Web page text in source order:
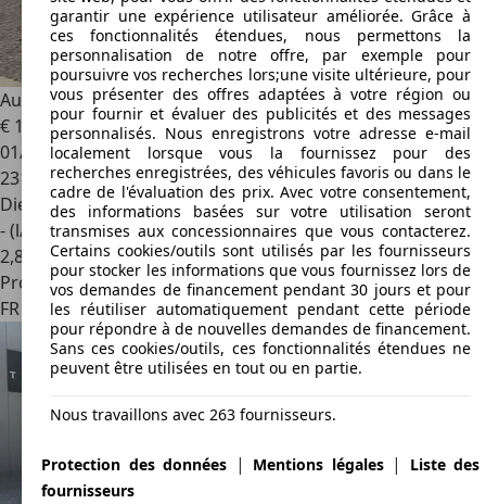
Audi A31.9TDI Ambiente
€ 1 200
01/2006
231 381 km
Diesel
- (l/100 km)
2,8
Professionnel
FR 76150 Saint-jean-du-cardonnay
garantir une expérience utilisateur améliorée. Grâce à
ces fonctionnalités étendues, nous permettons la
personnalisation de notre offre, par exemple pour
poursuivre vos recherches lors;une visite ultérieure, pour
vous présenter des offres adaptées à votre région ou
pour fournir et évaluer des publicités et des messages
personnalisés. Nous enregistrons votre adresse e-mail
localement lorsque vous la fournissez pour des
recherches enregistrées, des véhicules favoris ou dans le
cadre de l'évaluation des prix. Avec votre consentement,
des informations basées sur votre utilisation seront
transmises aux concessionnaires que vous contacterez.
Certains cookies/outils sont utilisés par les fournisseurs
pour stocker les informations que vous fournissez lors de
vos demandes de financement pendant 30 jours et pour
les réutiliser automatiquement pendant cette période
pour répondre à de nouvelles demandes de financement.
Sans ces cookies/outils, ces fonctionnalités étendues ne
peuvent être utilisées en tout ou en partie.
Nous travaillons avec 263 fournisseurs.
Protection des données | Mentions légales|
Liste des
fournisseurs